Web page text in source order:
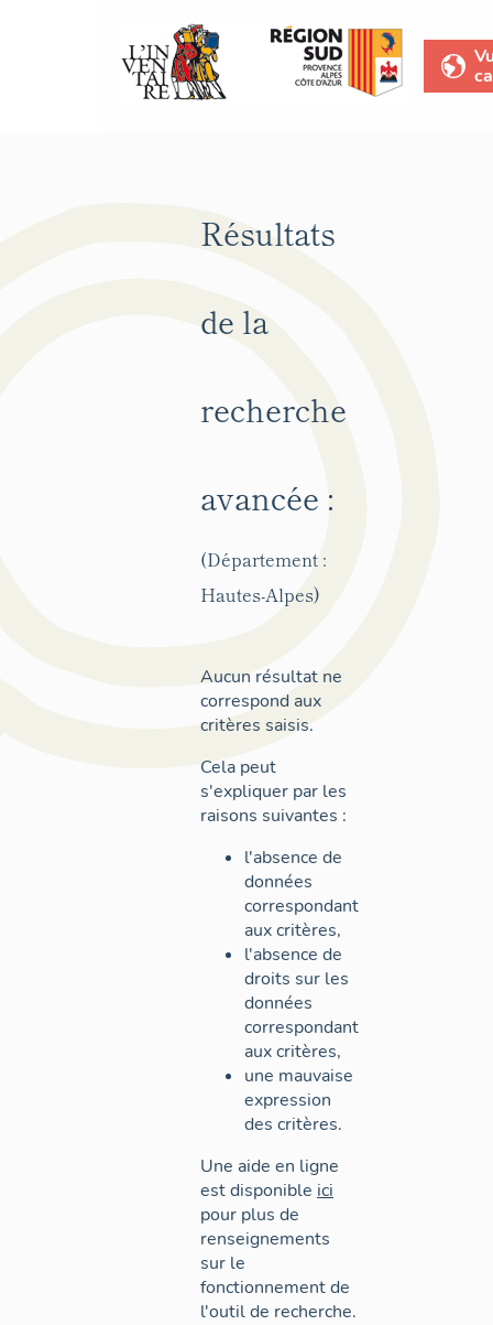
Résultats
de la
recherche
avancée :
(Département :
Hautes-Alpes)
Aucun résultat ne
correspond aux
critères saisis.
Cela peut
s'expliquer par les
raisons suivantes :
l'absence de
données
correspondant
aux critères,
l'absence de
droits sur les
données
correspondant
aux critères,
une mauvaise
expression
des critères.
Une aide en ligne
est disponible ici
pour plus de
renseignements
sur le
fonctionnement de
l'outil de recherche.